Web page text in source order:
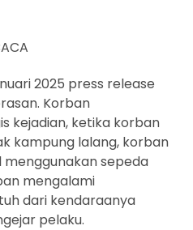
2025 press release
Korban
kejadian, ketika korban
kampung lalang, korban
sepeda
mengalami
dari kendaraanya
pelaku.